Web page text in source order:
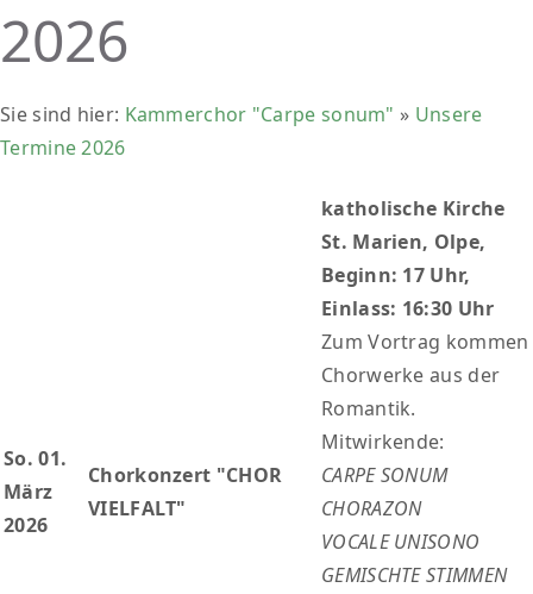
2026
Sie sind hier: Kammerchor "Carpe sonum" » Unsere
Termine 2026
So. 01.
März
2026
Chorkonzert "CHOR
VIELFALT"
katholische Kirche
St. Marien, Olpe,
Beginn: 17 Uhr,
Einlass: 16:30 Uhr
Zum Vortrag kommen
Chorwerke aus der
Romantik.
Mitwirkende:
CARPE SONUM
CHORAZON
VOCALE UNISONO
GEMISCHTE STIMMEN